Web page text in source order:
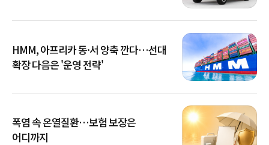
HMM, 아프리카 동·서 양축 깐다…선대
확장 다음은 '운영 전략'
폭염 속 온열질환…보험 보장은
어디까지